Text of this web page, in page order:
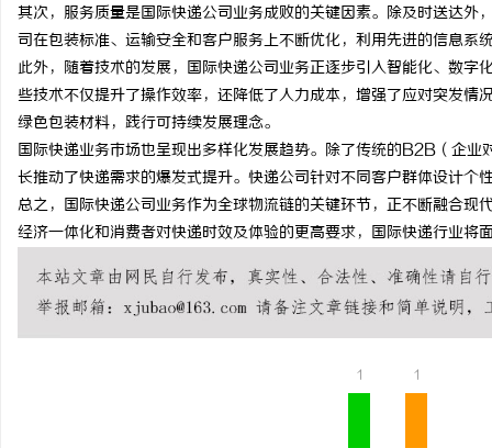
其次，服务质量是国际快递公司业务成败的关键因素。除及时送达
司在包装标准、运输安全和客户服务上不断优化，利用先进的信息系
此外，随着技术的发展，国际快递公司业务正逐步引入智能化、数
些技术不仅提升了操作效率，还降低了人力成本，增强了应对突发
绿色包装材料，践行可持续发展理念。
国际快递业务市场也呈现出多样化发展趋势。除了传统的B2B（企
长推动了快递需求的爆发式提升。快递公司针对不同客户群体设计个
总之，国际快递公司业务作为全球物流链的关键环节，正不断融合
经济一体化和消费者对快递时效及体验的更高要求，国际快递行业将
1 1
全面解析2345电影网：
与观影新体验